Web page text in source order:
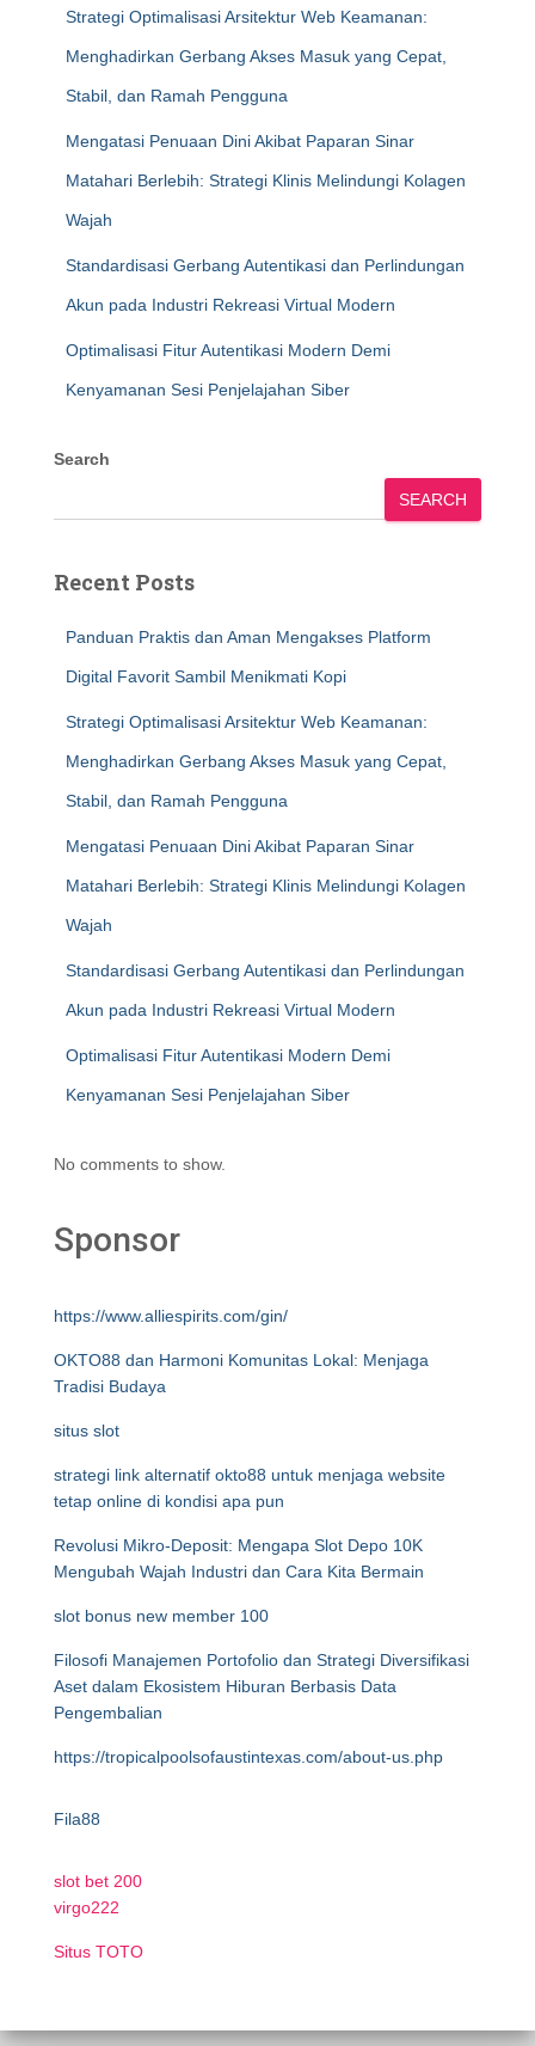
Strategi Optimalisasi Arsitektur Web Keamanan:
Menghadirkan Gerbang Akses Masuk yang Cepat,
Stabil, dan Ramah Pengguna
Mengatasi Penuaan Dini Akibat Paparan Sinar
Matahari Berlebih: Strategi Klinis Melindungi Kolagen
Wajah
Standardisasi Gerbang Autentikasi dan Perlindungan
Akun pada Industri Rekreasi Virtual Modern
Optimalisasi Fitur Autentikasi Modern Demi
Kenyamanan Sesi Penjelajahan Siber
Search
SEARCH
Recent Posts
Panduan Praktis dan Aman Mengakses Platform
Digital Favorit Sambil Menikmati Kopi
Strategi Optimalisasi Arsitektur Web Keamanan:
Menghadirkan Gerbang Akses Masuk yang Cepat,
Stabil, dan Ramah Pengguna
Mengatasi Penuaan Dini Akibat Paparan Sinar
Matahari Berlebih: Strategi Klinis Melindungi Kolagen
Wajah
Standardisasi Gerbang Autentikasi dan Perlindungan
Akun pada Industri Rekreasi Virtual Modern
Optimalisasi Fitur Autentikasi Modern Demi
Kenyamanan Sesi Penjelajahan Siber
No comments to show.
Sponsor
https://www.alliespirits.com/gin/
OKTO88 dan Harmoni Komunitas Lokal: Menjaga
Tradisi Budaya
situs slot
strategi link alternatif okto88 untuk menjaga website
tetap online di kondisi apa pun
Revolusi Mikro-Deposit: Mengapa Slot Depo 10K
Mengubah Wajah Industri dan Cara Kita Bermain
slot bonus new member 100
Filosofi Manajemen Portofolio dan Strategi Diversifikasi
Aset dalam Ekosistem Hiburan Berbasis Data
Pengembalian
https://tropicalpoolsofaustintexas.com/about-us.php
Fila88
slot bet 200
virgo222
Situs TOTO